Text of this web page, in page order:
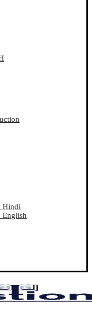
Hindi
English